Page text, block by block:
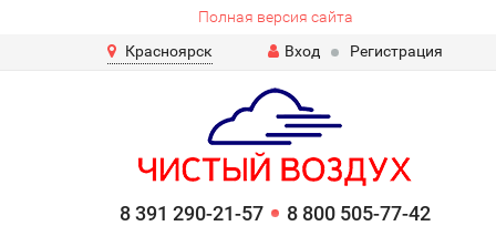
Полная версия сайта
Красноярск
Вход Регистрация
8 391 290-21-57 8 800 505-77-42